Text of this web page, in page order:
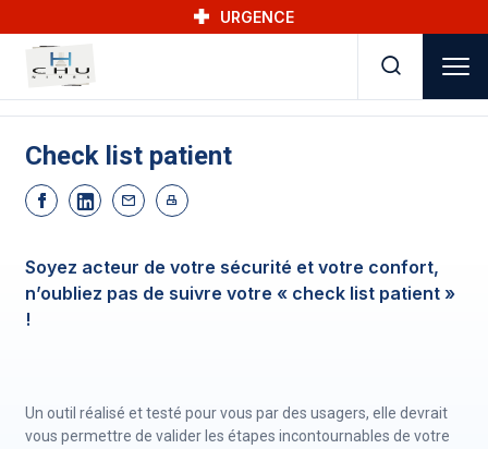
URGENCE
Check list patient
Soyez acteur de votre sécurité et votre confort,
n’oubliez pas de suivre votre « check list patient »
!
Un outil réalisé et testé pour vous par des usagers, elle devrait
vous permettre de valider les étapes incontournables de votre